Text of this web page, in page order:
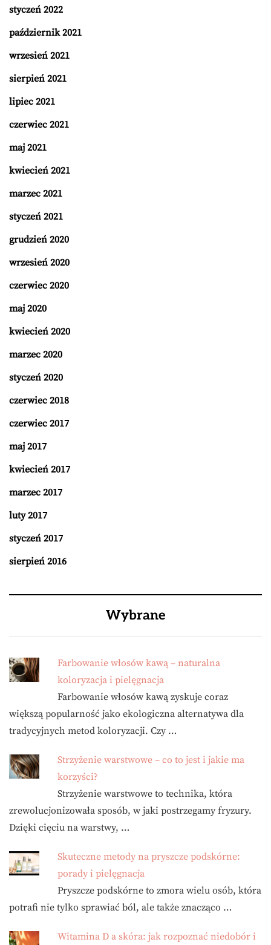
styczeń 2022
październik 2021
wrzesień 2021
sierpień 2021
lipiec 2021
czerwiec 2021
maj 2021
kwiecień 2021
marzec 2021
styczeń 2021
grudzień 2020
wrzesień 2020
czerwiec 2020
maj 2020
kwiecień 2020
marzec 2020
styczeń 2020
czerwiec 2018
czerwiec 2017
maj 2017
kwiecień 2017
marzec 2017
luty 2017
styczeń 2017
sierpień 2016
Wybrane
Farbowanie włosów kawą – naturalna
koloryzacja i pielęgnacja
Farbowanie włosów kawą zyskuje coraz
większą popularność jako ekologiczna alternatywa dla
tradycyjnych metod koloryzacji. Czy …
Strzyżenie warstwowe – co to jest i jakie ma
korzyści?
Strzyżenie warstwowe to technika, która
zrewolucjonizowała sposób, w jaki postrzegamy fryzury.
Dzięki cięciu na warstwy, …
Skuteczne metody na pryszcze podskórne:
porady i pielęgnacja
Pryszcze podskórne to zmora wielu osób, która
potrafi nie tylko sprawiać ból, ale także znacząco …
Witamina D a skóra: jak rozpoznać niedobór i